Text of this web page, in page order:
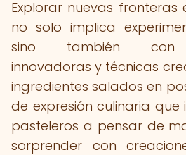
Explorar nuevas
no solo implica
sino también con
innovadoras y técnicas
ingredientes salados en
de expresión culinaria
pasteleros a pensar de
sorprender con